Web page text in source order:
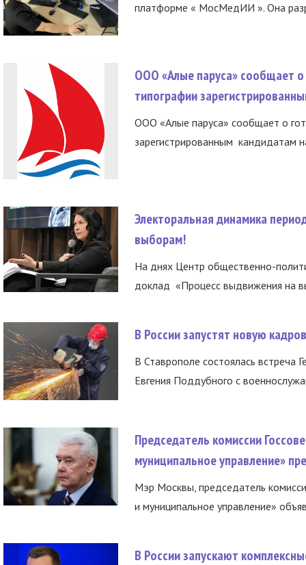
платформе « МосМедИИ ». Она
ООО «Алые паруса» сообщает о
типографии
ООО «Алые паруса» сообщает о
зарегистрированным кандидатам
Электоральная динамика
выборам!
На днях Центр общественно-
доклад «Процесс выдвижения на
В России запустят новую
В Ставрополе состоялась встреча
Евгения Поддубного с
Председатель комиссии
муниципальное управление»
Мэр Москвы, председатель
и муниципальное управление»
В России запускают